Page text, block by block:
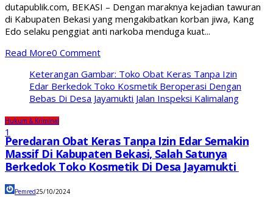
dutapublik.com, BEKASI – Dengan maraknya kejadian tawuran
di Kabupaten Bekasi yang mengakibatkan korban jiwa, Kang
Edo selaku penggiat anti narkoba menduga kuat...
Read More0 Comment
Keterangan Gambar: Toko Obat Keras Tanpa Izin
Edar Berkedok Toko Kosmetik Beroperasi Dengan
Bebas Di Desa Jayamukti Jalan Inspeksi Kalimalang
Hukum & Kriminal
1
Peredaran Obat Keras Tanpa Izin Edar Semakin
Massif Di Kabupaten Bekasi, Salah Satunya
Berkedok Toko Kosmetik Di Desa Jayamukti
Pemred25/10/2024